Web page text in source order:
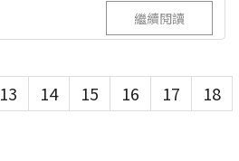
繼續閱讀
13 14 15 16 17
18